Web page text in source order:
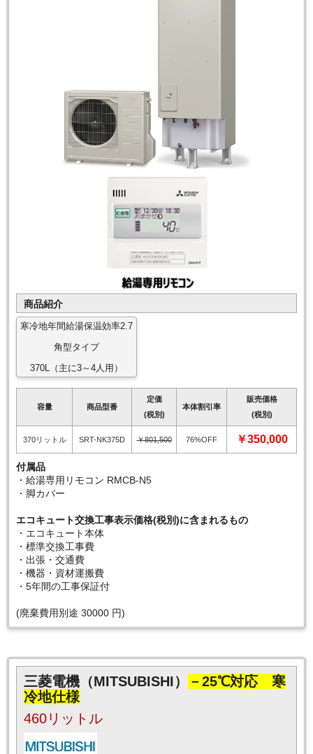
商品紹介
寒冷地年間給湯保温効率2.7
角型タイプ
370L（主に3～4人用）
容量 商品型番
定価
(税別)
本体割引率
販売価格
(税別)
370リットル SRT-NK375D ￥801,500 76%OFF ￥350,000
付属品
・給湯専用リモコン RMCB-N5
・脚カバー
エコキュート交換工事表示価格(税別)に含まれるもの
・エコキュート本体
・標準交換工事費
・出張・交通費
・機器・資材運搬費
・5年間の工事保証付
(廃棄費用別途 30000 円)
三菱電機（MITSUBISHI）
－25℃対応 寒
冷地仕様
460リットル